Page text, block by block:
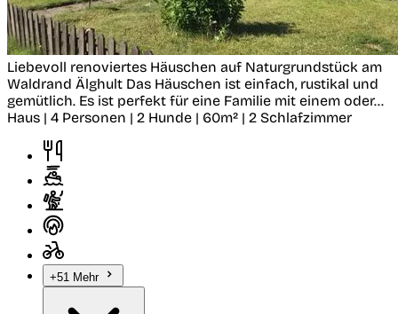
Liebevoll renoviertes Häuschen auf Naturgrundstück am
Waldrand Älghult Das Häuschen ist einfach, rustikal und
gemütlich. Es ist perfekt für eine Familie mit einem oder...
Haus | 4 Personen | 2 Hunde | 60m² | 2 Schlafzimmer
+51 Mehr